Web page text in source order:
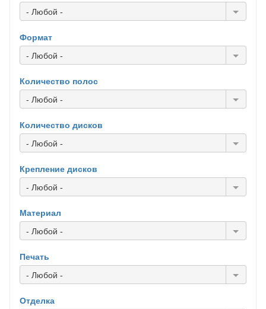
- Любой -
Формат
- Любой -
Количество полос
- Любой -
Количество дисков
- Любой -
Крепление дисков
- Любой -
Материал
- Любой -
Печать
- Любой -
Отделка